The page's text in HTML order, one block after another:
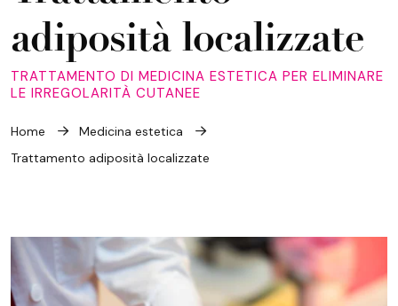
adiposità localizzate
TRATTAMENTO DI MEDICINA ESTETICA PER ELIMINARE
LE IRREGOLARITÀ CUTANEE
Home
Medicina estetica
Trattamento adiposità localizzate